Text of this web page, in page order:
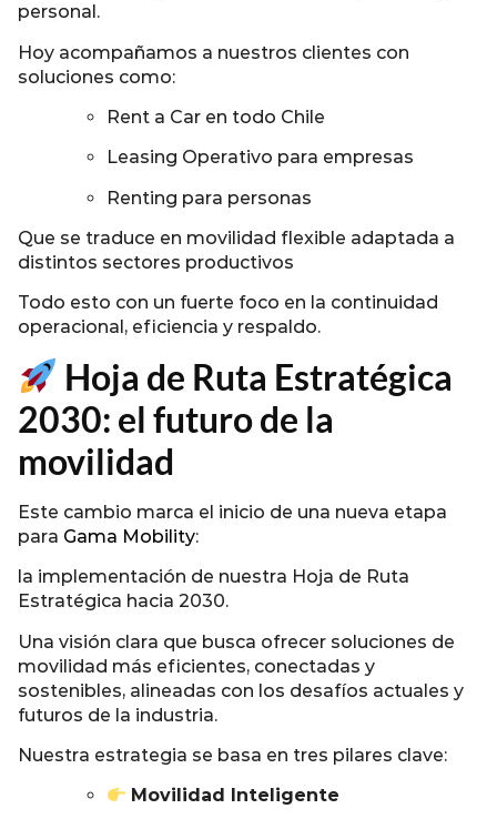
personal.
Hoy acompañamos a nuestros clientes con
soluciones como:
Rent a Car en todo Chile
Leasing Operativo para empresas
Renting para personas
Que se traduce en movilidad flexible adaptada a
distintos sectores productivos
Todo esto con un fuerte foco en la continuidad
operacional, eficiencia y respaldo.
Hoja de Ruta Estratégica
2030: el futuro de la
movilidad
Este cambio marca el inicio de una nueva etapa
para Gama Mobility:
la implementación de nuestra Hoja de Ruta
Estratégica hacia 2030.
Una visión clara que busca ofrecer soluciones de
movilidad más eficientes, conectadas y
sostenibles, alineadas con los desafíos actuales y
futuros de la industria.
Nuestra estrategia se basa en tres pilares clave:
Movilidad Inteligente